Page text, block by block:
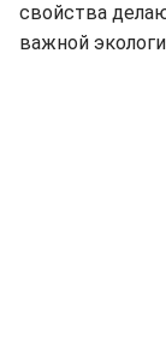
свойства
важной